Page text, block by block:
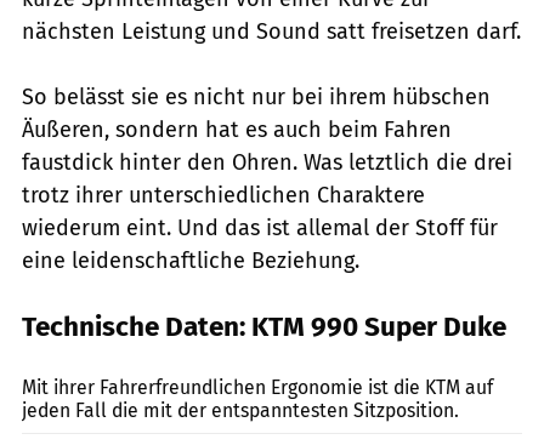
nächsten Leistung und Sound satt freisetzen darf.
So belässt sie es nicht nur bei ihrem hübschen
Äußeren, sondern hat es auch beim Fahren
faustdick hinter den Ohren. Was letztlich die drei
trotz ihrer unterschiedlichen Charaktere
wiederum eint. Und das ist allemal der Stoff für
eine leidenschaftliche Beziehung.
Technische Daten: KTM 990 Super Duke
Mit ihrer Fahrerfreundlichen Ergonomie ist die KTM auf
jeden Fall die mit der entspanntesten Sitzposition.